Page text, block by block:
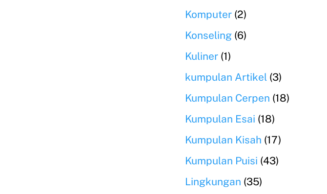
Komputer (2)
Konseling (6)
Kuliner (1)
kumpulan Artikel (3)
Kumpulan Cerpen (18)
Kumpulan Esai (18)
Kumpulan Kisah (17)
Kumpulan Puisi (43)
Lingkungan (35)